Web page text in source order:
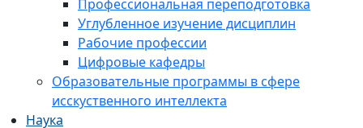
Профессиональная переподготовка
Углубленное изучение дисциплин
Рабочие профессии
Цифровые кафедры
Образовательные программы в сфере
исскуственного интеллекта
Наука